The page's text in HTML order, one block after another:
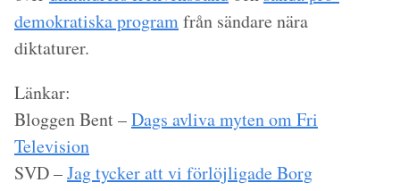
demokratiska programfrån sändare nära
diktaturer.
Länkar:
Bloggen Bent –Dags avliva myten om Fri
Television
SVD –Jag tycker att vi förlöjligade Borg